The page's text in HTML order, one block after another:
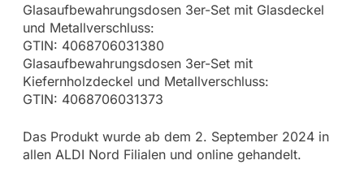
Glasaufbewahrungsdosen 3er-Set mit Glasdeckel
und Metallverschluss:
GTIN: 4068706031380
Glasaufbewahrungsdosen 3er-Set mit
Kiefernholzdeckel und Metallverschluss:
GTIN: 4068706031373
Das Produkt wurde ab dem 2. September 2024 in
allen ALDI Nord Filialen und online gehandelt.